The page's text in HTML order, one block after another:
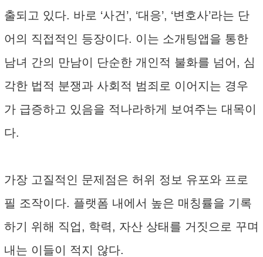
출되고 있다. 바로 ‘사건’, ‘대응’, ‘변호사’라는 단
어의 직접적인 등장이다. 이는 소개팅앱을 통한
남녀 간의 만남이 단순한 개인적 불화를 넘어, 심
각한 법적 분쟁과 사회적 범죄로 이어지는 경우
가 급증하고 있음을 적나라하게 보여주는 대목이
다.
가장 고질적인 문제점은 허위 정보 유포와 프로
필 조작이다. 플랫폼 내에서 높은 매칭률을 기록
하기 위해 직업, 학력, 자산 상태를 거짓으로 꾸며
내는 이들이 적지 않다.